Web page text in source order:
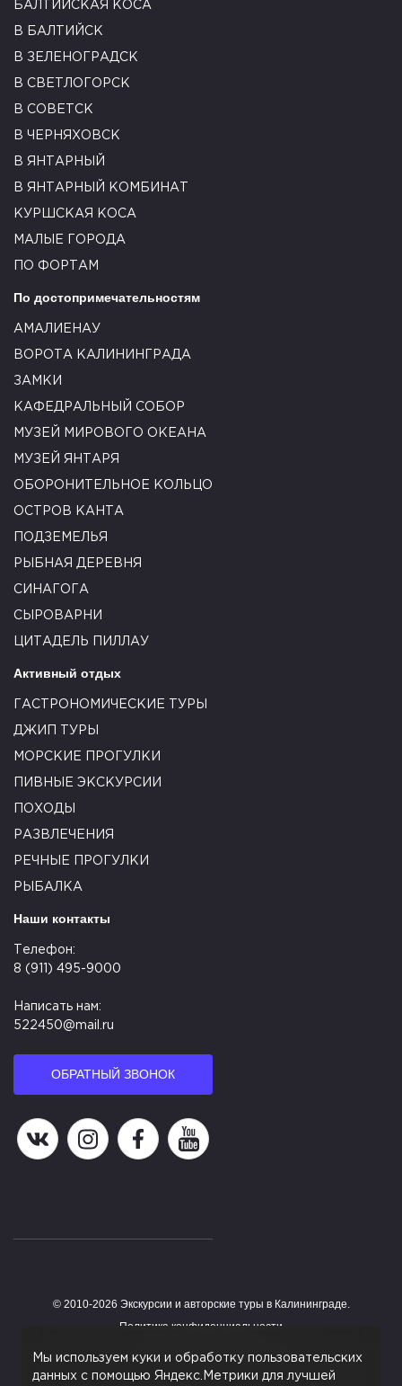
БАЛТИЙСКАЯ КОСА
В БАЛТИЙСК
В ЗЕЛЕНОГРАДСК
В СВЕТЛОГОРСК
В СОВЕТСК
В ЧЕРНЯХОВСК
В ЯНТАРНЫЙ
В ЯНТАРНЫЙ КОМБИНАТ
КУРШСКАЯ КОСА
МАЛЫЕ ГОРОДА
ПО ФОРТАМ
По достопримечательностям
АМАЛИЕНАУ
ВОРОТА КАЛИНИНГРАДА
ЗАМКИ
КАФЕДРАЛЬНЫЙ СОБОР
МУЗЕЙ МИРОВОГО ОКЕАНА
МУЗЕЙ ЯНТАРЯ
ОБОРОНИТЕЛЬНОЕ КОЛЬЦО
ОСТРОВ КАНТА
ПОДЗЕМЕЛЬЯ
РЫБНАЯ ДЕРЕВНЯ
СИНАГОГА
СЫРОВАРНИ
ЦИТАДЕЛЬ ПИЛЛАУ
Активный отдых
ГАСТРОНОМИЧЕСКИЕ ТУРЫ
ДЖИП ТУРЫ
МОРСКИЕ ПРОГУЛКИ
ПИВНЫЕ ЭКСКУРСИИ
ПОХОДЫ
РАЗВЛЕЧЕНИЯ
РЕЧНЫЕ ПРОГУЛКИ
РЫБАЛКА
Наши контакты
Телефон:
8 (911) 495-9000
Написать нам:
522450@mail.ru
ОБРАТНЫЙ ЗВОНОК
Наша группа в ВК
Наша страница в Instagram
Наша группа в Facebook
Наш канал на YouTube
© 2010-2026 Экскурсии и авторские туры в Калининграде.
Политика конфиденциальности
Согласие на обработку персональных данных
Работает на HostCMS
Мы используем куки и обработку пользовательских
данных с помощью Яндекс.Метрики для лучшей